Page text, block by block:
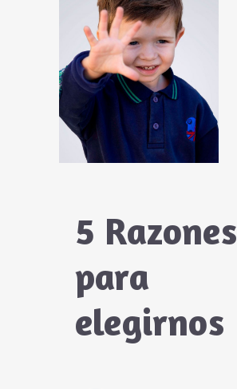
5 Razones
para
elegirnos